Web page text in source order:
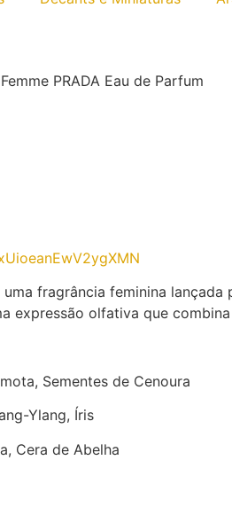
PRADA Eau de Parfum
uma fragrância feminina
expressão olfativa que
Sementes de Cenoura
Ylang, Íris
Cera de Abelha